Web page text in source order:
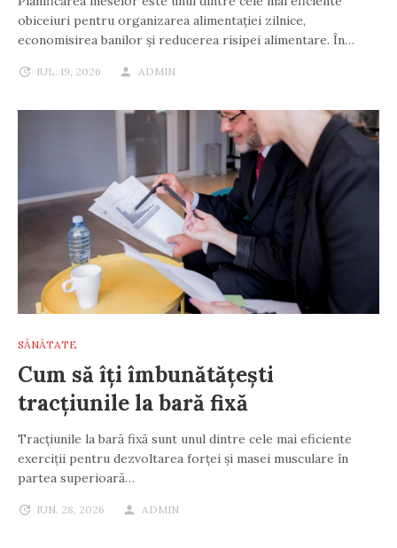
obiceiuri pentru organizarea alimentației zilnice,
economisirea banilor și reducerea risipei alimentare. În…
IUL. 19, 2026 ADMIN
SĂNĂTATE
Cum să îți îmbunătățești
tracțiunile la bară fixă
Tracțiunile la bară fixă sunt unul dintre cele mai eficiente
exerciții pentru dezvoltarea forței și masei musculare în
partea superioară…
IUN. 28, 2026 ADMIN